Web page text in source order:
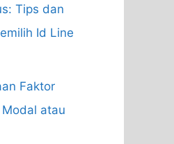
Tips dan
Id Line
Faktor
atau